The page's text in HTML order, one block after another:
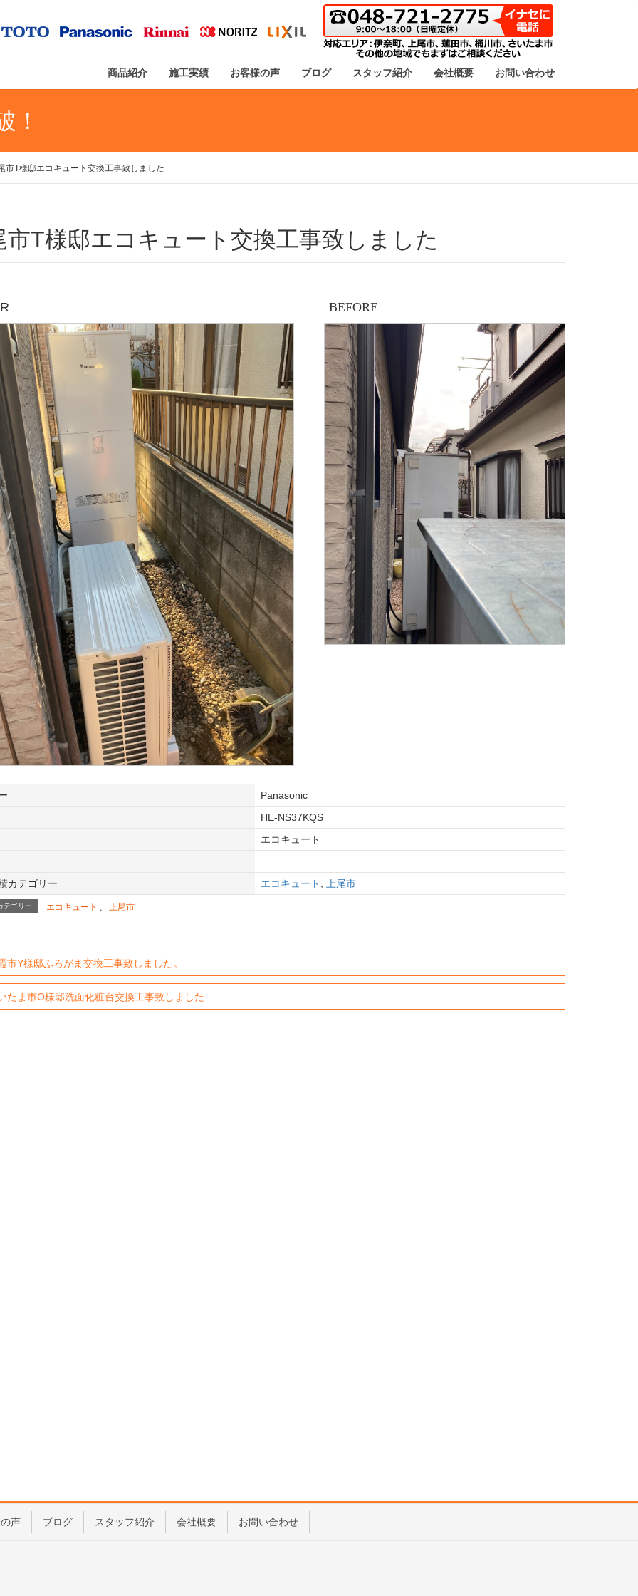
商品紹介 施工実績 お客様の声 ブログ スタッフ紹介 会社概要 お問い合わせ
！
市T様邸エコキュート交換工事致しました
尾市T様邸エコキュート交換工事致しました
BEFORE
Panasonic
HE-NS37KQS
エコキュート
カテゴリー エコキュート 上尾市
テゴリー エコキュート 、 上尾市
市Y様邸ふろがま交換工事致しました。
たま市O様邸洗面化粧台交換工事致しました
声 ブログ スタッフ紹介 会社概要 お問い合わせ